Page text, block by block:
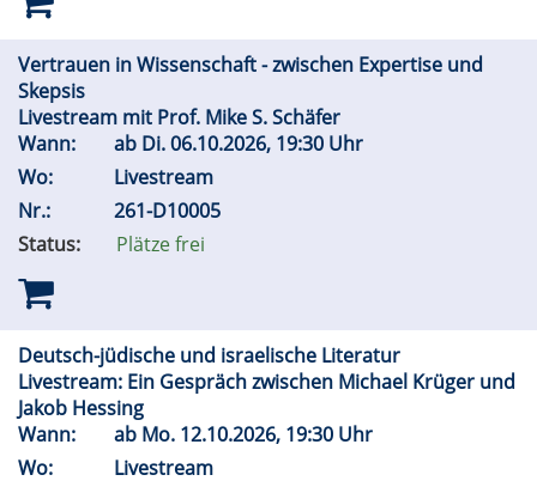
Vertrauen in Wissenschaft - zwischen Expertise und
Skepsis
Livestream mit Prof. Mike S. Schäfer
Wann:
ab Di.06.10.2026, 19:30 Uhr
Wo:
Livestream
Nr.:
261-D10005
Status:
Plätze frei
Deutsch-jüdische und israelische Literatur
Livestream: Ein Gespräch zwischen Michael Krüger und
Jakob Hessing
Wann:
ab Mo. 12.10.2026, 19:30 Uhr
Wo:
Livestream